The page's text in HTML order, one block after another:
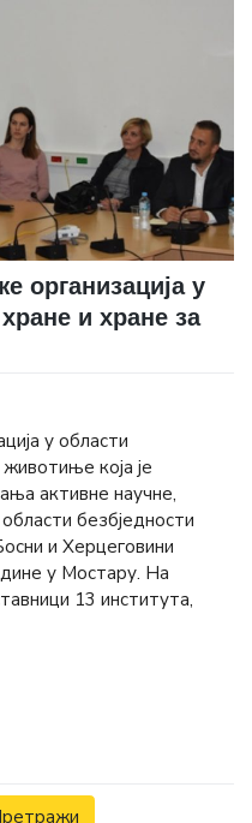
организација у
и хране за
у области
која је
активне научне,
безбједности
и Херцеговини
у Мостару. На
13 института,